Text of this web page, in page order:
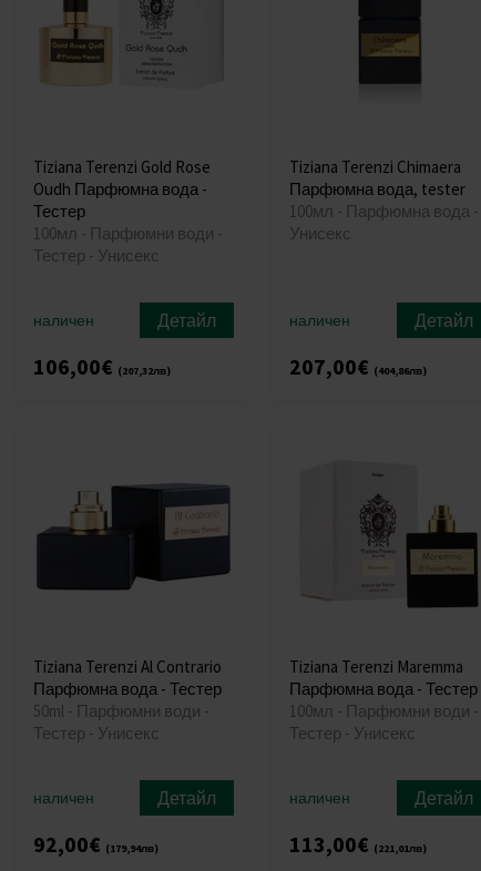
Tiziana Terenzi Gold Rose
Oudh Парфюмна вода -
Тестер
100мл - Парфюмни води -
Тестер - Унисекс
наличен Детайл
106,00€ (207,32лв)
Tiziana Terenzi Chimaera
Парфюмна вода, tester
100мл - Парфюмна вода -
Унисекс
наличен Детайл
207,00€ (404,86лв)
Tiziana Terenzi Al Contrario
Парфюмна вода - Тестер
50ml - Парфюмни води -
Тестер - Унисекс
наличен Детайл
92,00€ (179,94лв)
Tiziana Terenzi Maremma
Парфюмна вода - Тестер
100мл - Парфюмни води -
Тестер - Унисекс
наличен Детайл
113,00€ (221,01лв)